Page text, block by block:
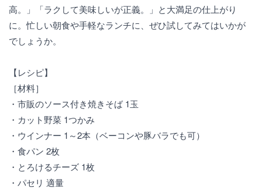
高。」「ラクして美味しいが正義。」と大満足の仕上がり
に。忙しい朝食や手軽なランチに、ぜひ試してみてはいかが
でしょうか。
【レシピ】
［材料］
・市販のソース付き焼きそば 1玉
・カット野菜 1つかみ
・ウインナー 1～2本（ベーコンや豚バラでも可）
・食パン 2枚
・とろけるチーズ 1枚
・パセリ 適量